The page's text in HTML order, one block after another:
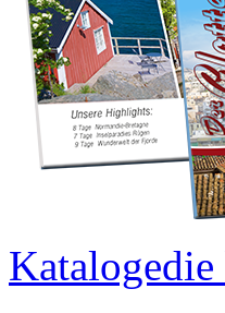
Katalogedie